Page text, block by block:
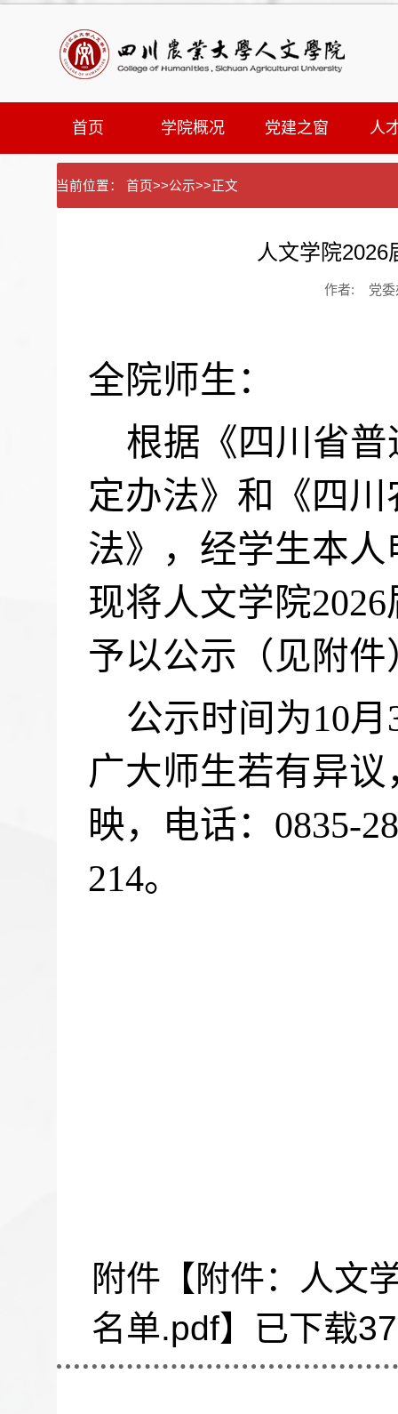
首页 学院概况 党建之窗 人
当前位置：首页>>公示>>正文
人文学院
作者: 党委
全院师生：
根据《四川省
定办法》和《四
法》，经学生本
现将人文学院2026
予以公示（见附件
公示时间为10月
广大师生若有异
映，电话： 0835-
214。
附件【 附件：人文
名单.pdf】已下载